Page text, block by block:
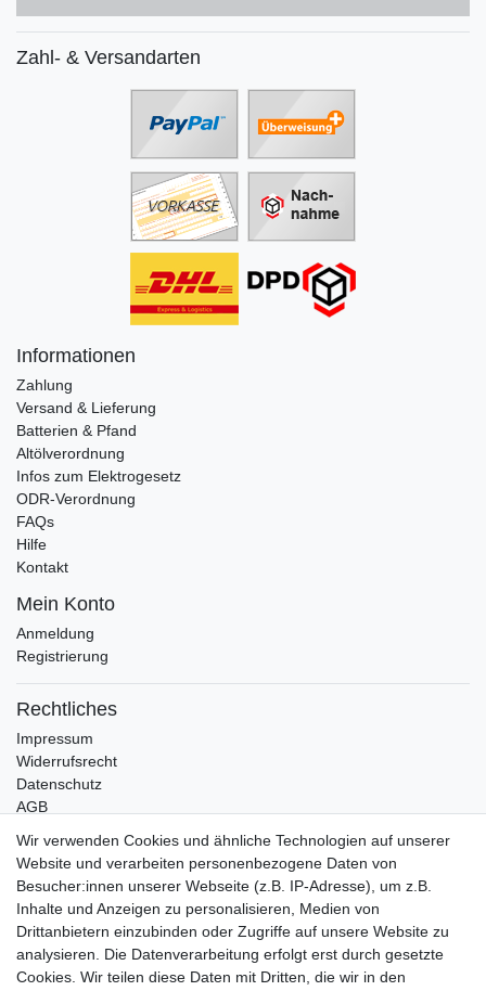
Zahl- & Versandarten
Informationen
Zahlung
Versand & Lieferung
Batterien & Pfand
Altölverordnung
Infos zum Elektrogesetz
ODR-Verordnung
FAQs
Hilfe
Kontakt
Mein Konto
Anmeldung
Registrierung
Rechtliches
Impressum
Widerrufsrecht
Datenschutz
AGB
Bleibt Sie auf dem Laufenden ...
E-MAIL **
Newsletter
Honig
Hiermit bestätige ich, dass ich dieDaten­schutz­erklärunggelesen habe. Meine
Einwilligung kann ich jederzeit widerrufen.**
Wir verwenden Cookies und ähnliche Technologien auf unserer
Website und verarbeiten personenbezogene Daten von
Besucher:innen unserer Webseite (z.B. IP-Adresse), um z.B.
Inhalte und Anzeigen zu personalisieren, Medien von
Drittanbietern einzubinden oder Zugriffe auf unsere Website zu
analysieren. Die Datenverarbeitung erfolgt erst durch gesetzte
Cookies. Wir teilen diese Daten mit Dritten, die wir in den